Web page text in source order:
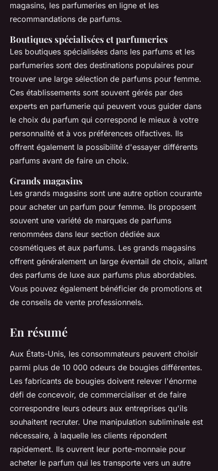
magasins, les parfumeries en ligne et les
recommandations de parfums.
Boutiques spécialisées et parfumeries
Les boutiques spécialisées dans les parfums et les
parfumeries sont des destinations populaires pour
trouver une large sélection de parfums pour femme.
Ces établissements sont souvent gérés par des
experts en parfumerie qui peuvent vous guider dans
le choix du parfum qui correspond le mieux à votre
personnalité et à vos préférences olfactives. Ils
offrent également la possibilité d'essayer différents
parfums avant de faire un choix.
Grands magasins
Les grands magasins sont une autre option courante
pour acheter un parfum pour femme. Ils proposent
souvent une variété de marques de parfums
renommées dans leur section dédiée aux
cosmétiques et aux parfums. Les grands magasins
offrent généralement un large éventail de choix, allant
des parfums de luxe aux parfums plus abordables.
Vous pouvez également bénéficier de promotions et
de conseils de vente professionnels.
En résumé
Aux États-Unis, les consommateurs peuvent choisir
parmi plus de 10 000 odeurs de bougies différentes.
Les fabricants de bougies doivent relever l'énorme
défi de concevoir, de commercialiser et de faire
correspondre leurs odeurs aux entreprises qu'ils
souhaitent recruter. Une manipulation subliminale est
nécessaire, à laquelle les clients répondent
rapidement. Ils ouvrent leur porte-monnaie pour
acheter le parfum qui les transporte vers un autre